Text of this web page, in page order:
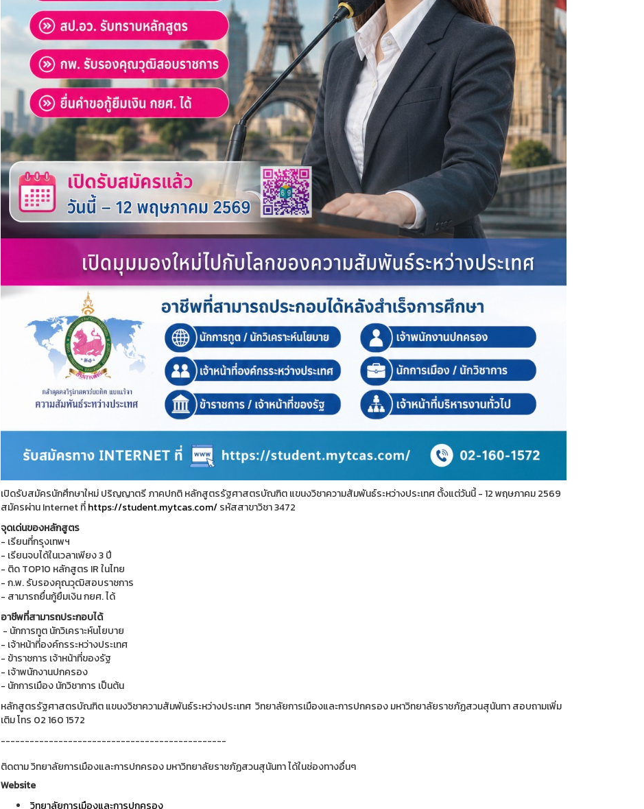
เปิดรับสมัครนักศึกษาใหม่ ปริญญาตรี ภาคปกติ หลักสูตรรัฐศาสตรบัณฑิต แขนงวิชาความสัมพันธ์ระหว่างประเทศ ตั้งแต่วันนี้ - 12 พฤษภาคม 2569
สมัครผ่าน Internet ที่https://student.mytcas.com/รหัสสาขาวิชา 3472
จุดเด่นของหลักสูตร
- เรียนที่กรุงเทพฯ
- เรียนจบได้ในเวลาเพียง 3 ปี
- ติด TOP10 หลักสูตร IR ในไทย
- ก.พ. รับรองคุณวุฒิสอบราชการ
- สามารถยื่นกู้ยืมเงิน กยศ. ได้
อาชีพที่สามารถประกอบได้
- นักการทูต นักวิเคราะห์นโยบาย
- เจ้าหน้าที่องค์กรระหว่างประเทศ
- ข้าราชการ เจ้าหน้าที่ของรัฐ
- เจ้าพนักงานปกครอง
- นักการเมือง นักวิชาการ เป็นต้น
หลักสูตรรัฐศาสตรบัณฑิต แขนงวิชาความสัมพันธ์ระหว่างประเทศ วิทยาลัยการเมืองและการปกครอง มหาวิทยาลัยราชภัฏสวนสุนันทา สอบถามเพิ่ม
เติม โทร 02 160 1572
-----------------------------------------------
ติดตาม วิทยาลัยการเมืองและการปกครอง มหาวิทยาลัยราชภัฏสวนสุนันทา ได้ในช่องทางอื่นๆ
Website
วิทยาลัยการเมืองและการปกครอง